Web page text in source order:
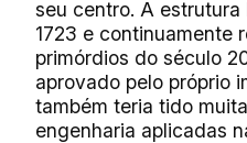
seu centro. A
1723 e continuamente
primórdios do século
aprovado pelo próprio
também teria tido
engenharia aplicadas